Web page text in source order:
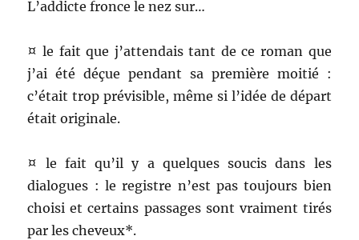
L’addicte fronce le nez sur…
¤ le fait que j’attendais tant de ce roman que
j’ai été déçue pendant sa première moitié :
c’était trop prévisible, même si l’idée de départ
était originale.
¤ le fait qu’il y a quelques soucis dans les
dialogues : le registre n’est pas toujours bien
choisi et certains passages sont vraiment tirés
par les cheveux*.